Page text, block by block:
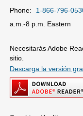
Phone: 1-866-796-
a.m.-8 p.m. Eastern
Necesitarás Adobe
sitio.
Descarga la versión